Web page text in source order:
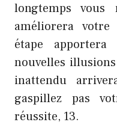
longtemps
améliorera
étape
nouvelles
inattendu
gaspillez pas
réussite, 13.